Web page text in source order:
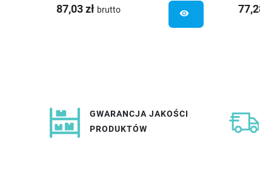
87,03 zł brutto visibility
GWARANCJA JAKOŚCI
PRODUKTÓW